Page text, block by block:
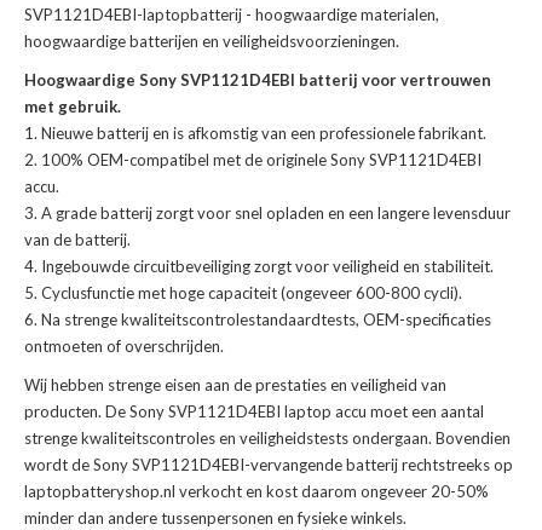
SVP1121D4EBI-laptopbatterij - hoogwaardige materialen,
hoogwaardige batterijen en veiligheidsvoorzieningen.
Hoogwaardige Sony SVP1121D4EBI batterij voor vertrouwen
met gebruik.
Nieuwe batterij en is afkomstig van een professionele fabrikant.
100% OEM-compatibel met deoriginele Sony SVP1121D4EBI
accu.
A grade batterij zorgt voor snel opladen en een langere levensduur
van de batterij.
Ingebouwde circuitbeveiliging zorgt voor veiligheid en stabiliteit.
Cyclusfunctie met hoge capaciteit (ongeveer 600-800 cycli).
Na strenge kwaliteitscontrolestandaardtests, OEM-specificaties
ontmoeten of overschrijden.
Wij hebben strenge eisen aan de prestaties en veiligheid van
producten. DeSony SVP1121D4EBI laptop accu moet een aantal
strenge kwaliteitscontroles en veiligheidstests ondergaan. Bovendien
wordt deSony SVP1121D4EBI-vervangende batterijrechtstreeks op
laptopbatteryshop.nl verkocht en kost daarom ongeveer 20-50%
minder dan andere tussenpersonen en fysieke winkels.